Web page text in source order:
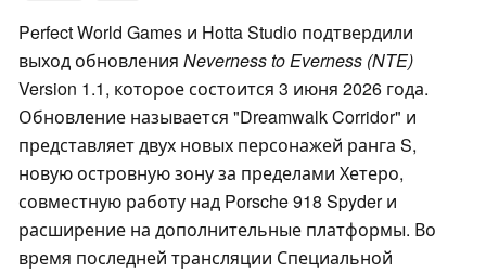
Perfect World Games и Hotta Studio подтвердили
выход обновления Neverness to Everness (NTE)
Version 1.1, которое состоится 3 июня 2026 года.
Обновление называется "Dreamwalk Corridor" и
представляет двух новых персонажей ранга S,
новую островную зону за пределами Хетеро,
совместную работу над Porsche 918 Spyder и
расширение на дополнительные платформы. Во
время последней трансляции Специальной